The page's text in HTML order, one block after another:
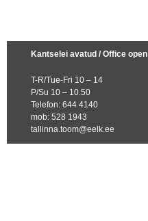
Kantselei avatud / Office open
T-R/Tue-Fri 10 – 14
P/Su 10 – 10.50
Telefon: 644 4140
mob: 528 1943
tallinna.toom@eelk.ee